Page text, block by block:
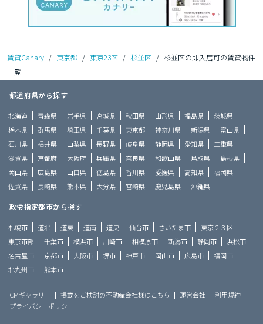
賃貸Canary / 東京都 / 東京23区 / 杉並区 / 杉並区の即入居可の賃貸物件
一覧
都道府県から探す
北海道 青森県 岩手県 宮城県 秋田県 山形県 福島県
茨城県
栃木県
群馬県 埼玉県 千葉県 東京都 神奈川県 新潟県
富山県
石川県
福井県 山梨県 長野県 岐阜県 静岡県 愛知県
三重県
滋賀県
京都府 大阪府 兵庫県 奈良県 和歌山県 鳥取県
島根県
岡山県
広島県 山口県 徳島県 香川県 愛媛県 高知県
福岡県
佐賀県
長崎県 熊本県 大分県 宮崎県 鹿児島県 沖縄県
政令指定都市から探す
札幌市 道北 道東 道南 道央 仙台市 さいたま市
東京２３区
東京市部
千葉市 横浜市 川崎市 相模原市 新潟市 静岡市
浜松市
名古屋市
京都市 大阪市 堺市 神戸市 岡山市 広島市
福岡市
北九州市
熊本市
CMギャラリー 掲載をご検討の不動産会社様はこちら 運営会社
利用規約
プライバシーポリシー